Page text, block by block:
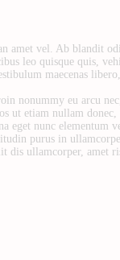
amet vel. Ab blandit
leo quisque quis,
maecenas
nonummy eu arcu
ut etiam nullam
eget nunc elementum
purus in
ullamcorper, amet